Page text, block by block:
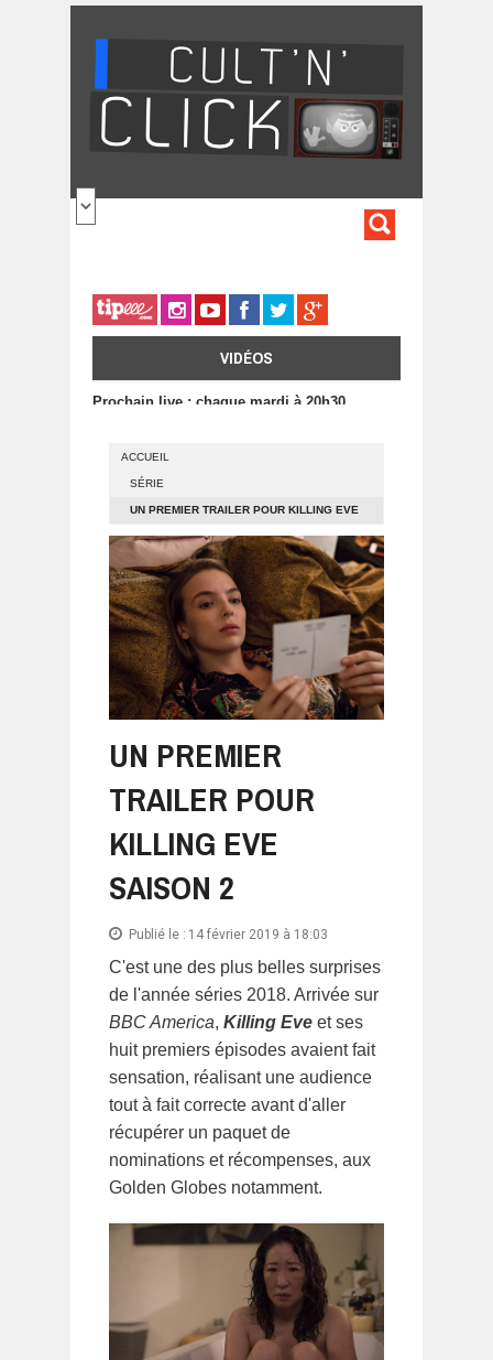
VIDÉOS
Prochain live : chaque mardi à 20h30
ACCUEIL
SÉRIE
UN PREMIER TRAILER POUR KILLING EVE
SAISON 2
UN PREMIER
TRAILER POUR
KILLING EVE
SAISON 2
Publié le : 14 février 2019 à 18:03
C'est une des plus belles surprises
de l'année séries 2018. Arrivée sur
BBC America, Killing Eve et ses
huit premiers épisodes avaient fait
sensation, réalisant une audience
tout à fait correcte avant d'aller
récupérer un paquet de
nominations et récompenses, aux
Golden Globes notamment.